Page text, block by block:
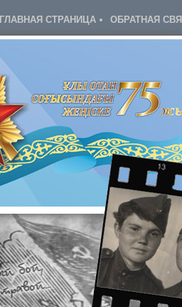
ГЛАВНАЯ СТРАНИЦА ОБРАТНАЯ